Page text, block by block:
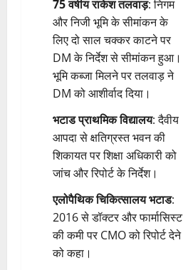
75 वर्षीय राकेश तलवाड़: निगम
और निजी भूमि के सीमांकन के
लिए दो साल चक्कर काटने पर
DM के निर्देश से सीमांकन हुआ।
भूमि कब्जा मिलने पर तलवाड़ ने
DM को आशीर्वाद दिया।
भटाड प्राथमिक विद्यालय: दैवीय
आपदा से क्षतिग्रस्त भवन की
शिकायत पर शिक्षा अधिकारी को
जांच और रिपोर्ट के निर्देश।
एलोपैथिक चिकित्सालय भटाड:
2016 से डॉक्टर और फार्मासिस्ट
की कमी पर CMO को रिपोर्ट देने
को कहा।